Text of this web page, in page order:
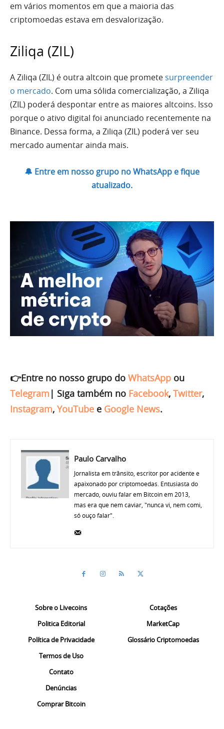
em vários momentos em que a maioria das
criptomoedas estava em desvalorização.
Ziliqa (ZIL)
A Ziliqa (ZIL) é outra altcoin que promete surpreender
o mercado. Com uma sólida comercialização, a Ziliqa
(ZIL) poderá despontar entre as maiores altcoins. Isso
porque o ativo digital foi anunciado recentemente na
Binance. Dessa forma, a Ziliqa (ZIL) poderá ver seu
mercado aumentar ainda mais.
🔔 Entre em nosso grupo no WhatsApp e fique
atualizado.
👉Entre no nosso grupo do WhatsApp ou
Telegram | Siga também no Facebook, Twitter,
Instagram, YouTube e Google News.
Paulo Carvalho
Jornalista em trânsito, escritor por acidente e
apaixonado por criptomoedas. Entusiasta do
mercado, ouviu falar em Bitcoin em 2013,
mas era que nem caviar, "nunca vi, nem comi,
só ouço falar".
Sobre o Livecoins
Politica Editorial
Política de Privacidade
Termos de Uso
Contato
Denúncias
Comprar Bitcoin
Cotações
MarketCap
Glossário Criptomoedas